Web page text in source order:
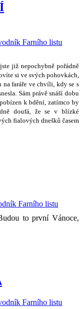
Farního listu
již nepochybně pořádně
si ve svých pohovkách,
na faráře ve chvíli, kdy se s
Sám právěsnáší dobu
pobízen k bdění, zatímco by
ě doufá, že se v blízké
ých fialových dnešků časem
Farního listu
to první Vánoce,
Farního listu